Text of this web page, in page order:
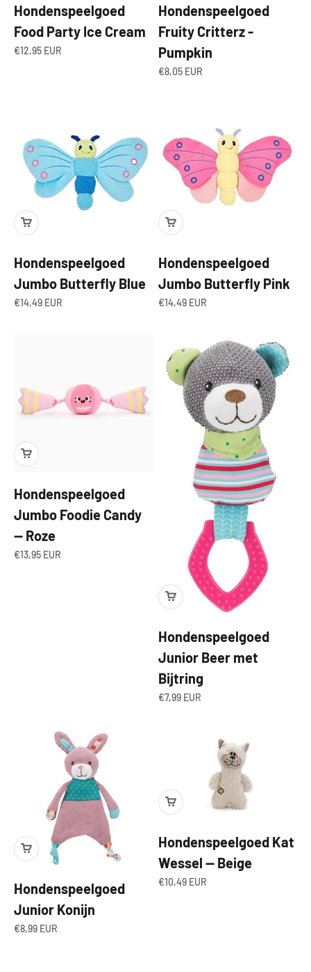
Hondenspeelgoed
Food Party Ice Cream
Aanbiedingsprijs
€12,95 EUR
Hondenspeelgoed
Fruity Critterz -
Pumpkin
Aanbiedingsprijs
€8,05 EUR
Hondenspeelgoed
Jumbo Butterfly Blue
Aanbiedingsprijs
€14,49 EUR
Hondenspeelgoed
Jumbo Butterfly Pink
Aanbiedingsprijs
€14,49 EUR
Hondenspeelgoed
Jumbo Foodie Candy
— Roze
Aanbiedingsprijs
€13,95 EUR
Hondenspeelgoed
Junior Beer met
Bijtring
Aanbiedingsprijs
€7,99 EUR
Hondenspeelgoed
Junior Konijn
Aanbiedingsprijs
€8,99 EUR
Hondenspeelgoed Kat
Wessel — Beige
Aanbiedingsprijs
€10,49 EUR